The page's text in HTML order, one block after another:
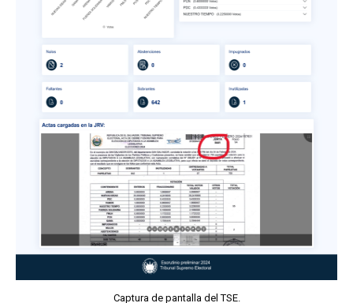
Captura de pantalla del TSE.